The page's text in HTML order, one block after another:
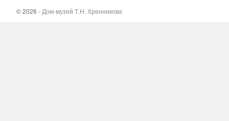
© 2026 - Дом-музей Т.Н. Хренникова